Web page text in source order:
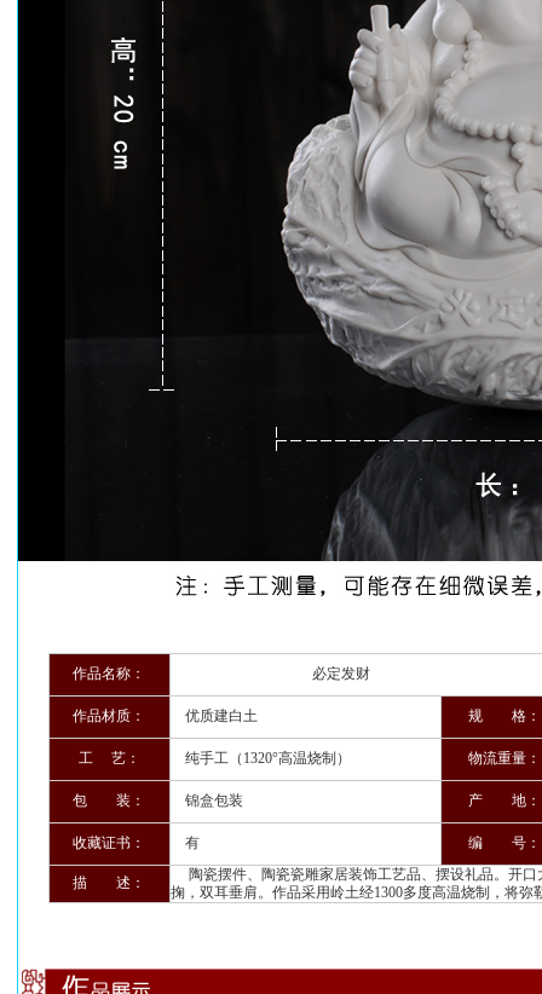
作品名称： 必定发财
作品材质： 优质建白土 规 格：
工 艺： 纯手工（1320°高温烧制） 物流重量：
包 装： 锦盒包装 产 地：
收藏证书： 有 编 号：
描 述：
陶瓷摆件、陶瓷瓷雕家居装饰工艺品、摆设礼品。开
掬，双耳垂肩。作品采用岭土经1300多度高温烧制，将弥